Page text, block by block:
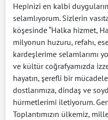
Hepinizi en kalbi
selamlıyorum. Sizlerin
köşesinde “Halka hizmet,
milyonun huzuru, refahı,
kardeşlerime selamlarımı
ve kültür coğrafyamızda
hayatın, şerefli bir
dostlarımıza, dindaş ve
hürmetlerimi iletiyorum.
Toplantımızın ülkemiz,